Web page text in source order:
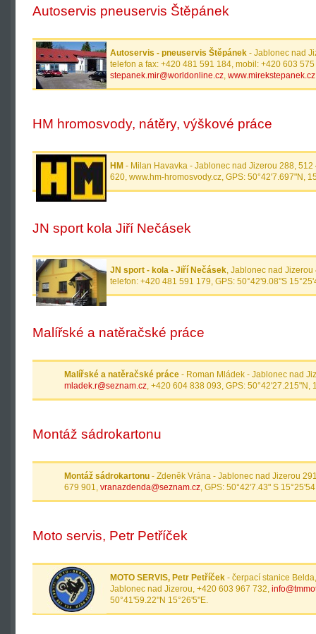
Autoservis pneuservis Štěpánek
Autoservis - pneuservis Štěpánek - Jablonec nad
telefon a fax: +420 481 591 184, mobil: +420 603
stepanek.mir@worldonline.cz, www.mirekstepanek.cz
HM hromosvody, nátěry, výškové práce
HM - Milan Havavka - Jablonec nad Jizerou 288,
620, www.hm-hromosvody.cz, GPS: 50°42'7.697"N,
JN sport kola Jiří Nečásek
JN sport - kola - Jiří Nečásek, Jablonec nad
telefon: +420 481 591 179, GPS: 50°42'9.08"S
Malířské a natěračské práce
Malířské a natěračské práce - Roman Mládek - Jablonec nad
mladek.r@seznam.cz, +420 604 838 093, GPS: 50°42'27.215"N,
Montáž sádrokartonu
Montáž sádrokartonu - Zdeněk Vrána - Jablonec nad Jizerou
679 901, vranazdenda@seznam.cz, GPS: 50°42'7.43" S
Moto servis, Petr Petříček
MOTO SERVIS, Petr Petříček - čerpací stanice
Jablonec nad Jizerou, +420 603 967 732,
50°41'59.22"N 15°26'5"E.